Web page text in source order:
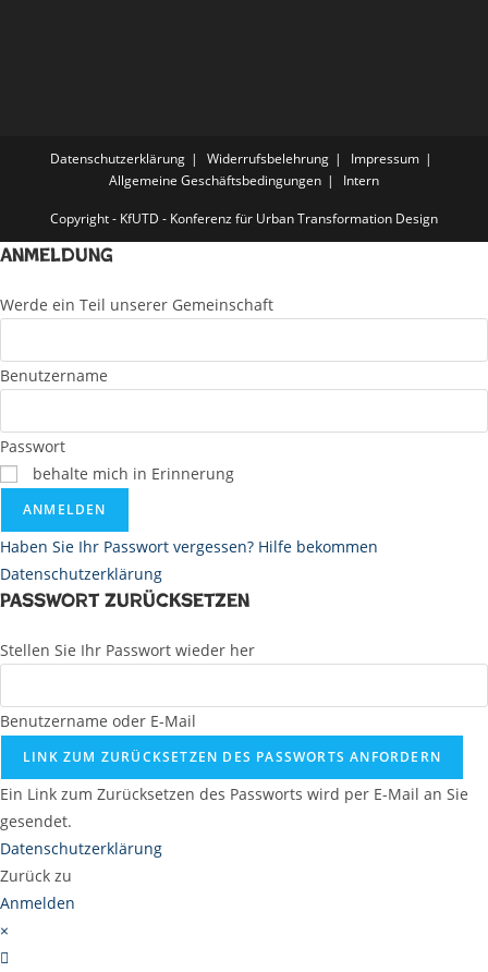
Datenschutzerklärung Widerrufsbelehrung
Impressum
Allgemeine Geschäftsbedingungen
Intern
Copyright - KfUTD - Konferenz für Urban Transformation Design
Anmeldung
Werde ein Teil unserer Gemeinschaft
Benutzername
Passwort
behalte mich in Erinnerung
ANMELDEN
Haben Sie Ihr Passwort vergessen? Hilfe bekommen
Datenschutzerklärung
Passwort zurücksetzen
Stellen Sie Ihr Passwort wieder her
Benutzername oder E-Mail
LINK ZUM ZURÜCKSETZEN DES PASSWORTS ANFORDERN
Ein Link zum Zurücksetzen des Passworts wird per E-Mail an Sie
gesendet.
Datenschutzerklärung
Zurück zu
Anmelden
×